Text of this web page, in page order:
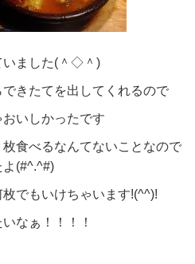
いました(＾◇＾)
きたてを出してくれるので
いしかったです
食べるなんてないことなので
(#^.^#)
でもいけちゃいます!(^^)!
なぁ！！！！